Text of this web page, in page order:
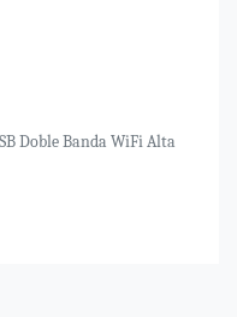
Doble Banda WiFi Alta